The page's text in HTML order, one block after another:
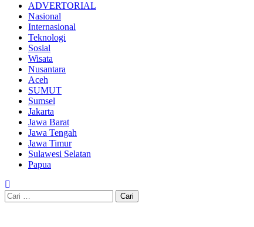
ADVERTORIAL
Nasional
Internasional
Teknologi
Sosial
Wisata
Nusantara
Aceh
SUMUT
Sumsel
Jakarta
Jawa Barat
Jawa Tengah
Jawa Timur
Sulawesi Selatan
Papua
Cari
untuk: